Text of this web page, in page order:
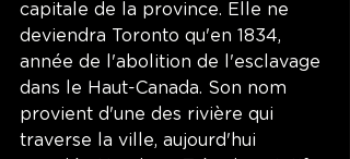
capitale de la province. Elle ne
deviendra Toronto qu'en 1834,
année de l'abolition de l'esclavage
dans le Haut-Canada. Son nom
provient d'une des rivière qui
traverse la ville, aujourd'hui